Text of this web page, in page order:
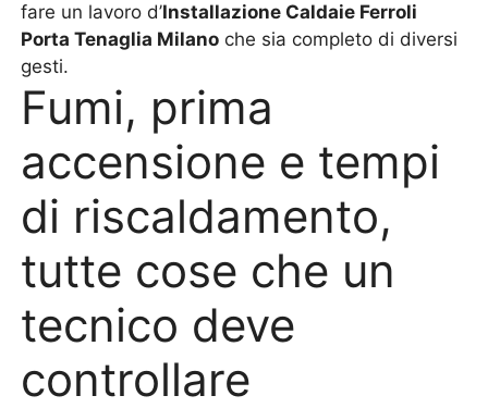
fare un lavoro d’Installazione Caldaie Ferroli
Porta Tenaglia Milano che sia completo di diversi
gesti.
Fumi, prima
accensione e tempi
di riscaldamento,
tutte cose che un
tecnico deve
controllare